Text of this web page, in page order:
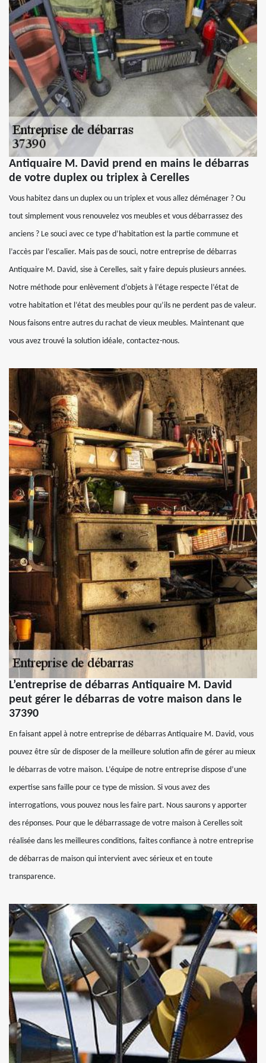
Antiquaire M. David prend en mains le débarras
de votre duplex ou triplex à Cerelles
Vous habitez dans un duplex ou un triplex et vous allez déménager ? Ou
tout simplement vous renouvelez vos meubles et vous débarrassez des
anciens ? Le souci avec ce type d’habitation est la partie commune et
l’accès par l’escalier. Mais pas de souci, notre entreprise de débarras
Antiquaire M. David, sise à Cerelles, sait y faire depuis plusieurs années.
Notre méthode pour enlèvement d’objets à l’étage respecte l’état de
votre habitation et l’état des meubles pour qu’ils ne perdent pas de valeur.
Nous faisons entre autres du rachat de vieux meubles. Maintenant que
vous avez trouvé la solution idéale, contactez-nous.
L’entreprise de débarras Antiquaire M. David
peut gérer le débarras de votre maison dans le
37390
En faisant appel à notre entreprise de débarras Antiquaire M. David, vous
pouvez être sûr de disposer de la meilleure solution afin de gérer au mieux
le débarras de votre maison. L’équipe de notre entreprise dispose d’une
expertise sans faille pour ce type de mission. Si vous avez des
interrogations, vous pouvez nous les faire part. Nous saurons y apporter
des réponses. Pour que le débarrassage de votre maison à Cerelles soit
réalisée dans les meilleures conditions, faites confiance à notre entreprise
de débarras de maison qui intervient avec sérieux et en toute
transparence.